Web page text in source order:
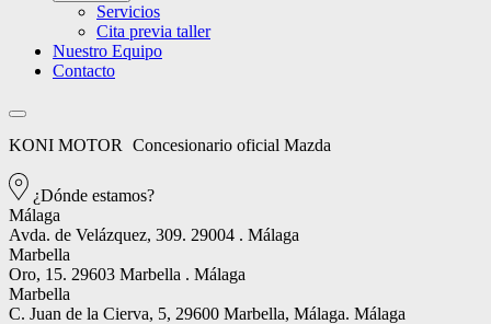
Servicios
Cita previa taller
Nuestro Equipo
Contacto
KONI MOTOR Concesionario oficial Mazda
¿Dónde estamos?
Málaga
Avda. de Velázquez, 309. 29004 . Málaga
Marbella
Oro, 15. 29603 Marbella . Málaga
Marbella
C. Juan de la Cierva, 5, 29600 Marbella, Málaga. Málaga